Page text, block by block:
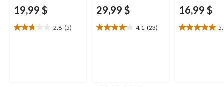
19,99 $
2.8 (5)
2.8
29,99 $
4.1 (23)
4.1
16,99 $
5.0